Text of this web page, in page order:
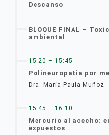
Descanso
BLOQUE FINAL –
ambiental
15:20 – 15:45
Polineuropatia por
Dra. María Paula Muñoz
15:45 – 16:10
Mercurio al acecho:
expuestos